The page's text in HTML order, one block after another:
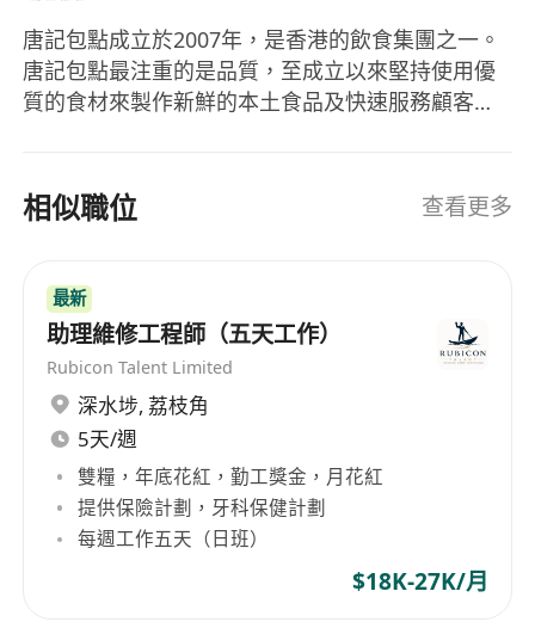
唐記包點成立於2007年，是香港的飲食集團之一。
唐記包點最注重的是品質，至成立以來堅持使用優
質的食材來製作新鮮的本土食品及快速服務顧客。
相似職位 查看更多
最新
助理維修工程師（五天工作）
Rubicon Talent Limited
深水埗, 荔枝角
5天/週
雙糧，年底花紅，勤工獎金，月花紅
提供保險計劃，牙科保健計劃
每週工作五天（日班）
$18K-27K/月